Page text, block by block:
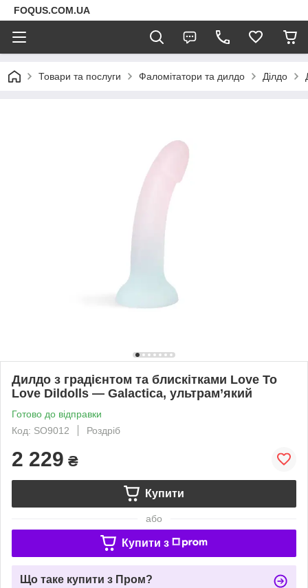
FOQUS.COM.UA
Товари та послуги Фаломітатори та дилдо Ділдо
Дилдо з градієнтом та блискітками Love To
Love Dildolls — Galactica, ультрам’який
Готово до відправки
Код: SO9012
Роздріб
2 229 ₴
Купити
або
Купити з
Що таке купити з Пром?